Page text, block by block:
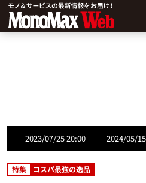
2023/07/25 20:00 2024/05/
特集 コスパ最強の逸品